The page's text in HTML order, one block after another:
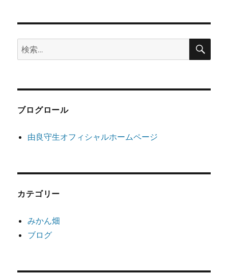
検
索:
検
ブログロール
由良守生オフィシャルホームページ
カテゴリー
みかん畑
ブログ